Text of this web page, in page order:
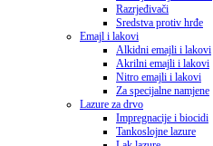
Razrjeđivači
Sredstva protiv hrđe
Emajl i lakovi
Alkidni emajli i lakovi
Akrilni emajli i lakovi
Nitro emajli i lakovi
Za specijalne namjene
Lazure za drvo
Impregnacije i biocidi
Tankoslojne lazure